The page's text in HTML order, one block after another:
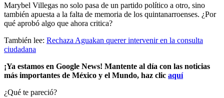
Marybel Villegas no solo pasa de un partido político a otro, sino
también apuesta a la falta de memoria de los quintanarroenses. ¿Por
qué aprobó algo que ahora critica?
También lee: Rechaza Aguakan querer intervenir en la consulta
ciudadana
¡Ya estamos en Google News! Mantente al día con las noticias
más importantes de México y el Mundo, haz clic aquí
¿Qué te pareció?